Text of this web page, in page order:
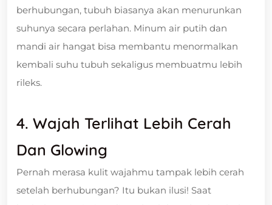
berhubungan, tubuh biasanya akan menurunkan
suhunya secara perlahan. Minum air putih dan
mandi air hangat bisa membantu menormalkan
kembali suhu tubuh sekaligus membuatmu lebih
rileks.
4. Wajah Terlihat Lebih Cerah
Dan Glowing
Pernah merasa kulit wajahmu tampak lebih cerah
setelah berhubungan? Itu bukan ilusi! Saat